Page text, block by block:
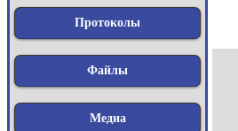
Протоколы
Файлы
Медиа